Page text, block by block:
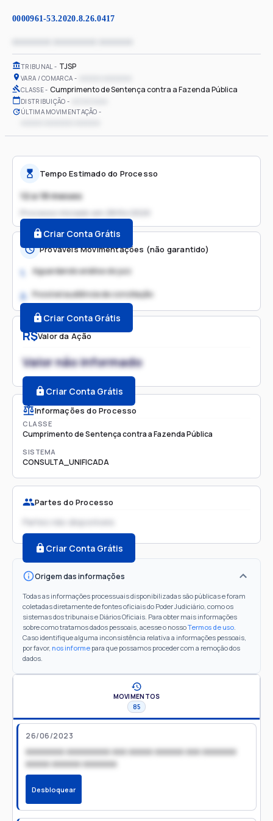
0000961-53.2020.8.26.0417
TRIBUNAL TJSP
VARA / COMARCA
CLASSE Cumprimento de Sentença contra a Fazenda Pública
DISTRIBUIÇÃO
ÚLTIMA MOVIMENTAÇÃO
R$Valor da Ação
Valor não informado
Criar Conta Grátis
Informações do Processo
CLASSE
Cumprimento de Sentença contra a Fazenda Pública
SISTEMA
CONSULTA_UNIFICADA
Partes do Processo
Partes não disponíveis
Criar Conta Grátis
Origem das informações
Todas as informações processuais disponibilizadas são públicas e foram
coletadas diretamente de fontes oficiais do Poder Judiciário, como os
sistemas dos tribunais e Diários Oficiais. Para obter mais informações
sobre como tratamos dados pessoais, acesse o nossoTermos de uso.
Caso identifique alguma inconsistência relativa a informações pessoais,
por favor, nos informe para que possamos proceder com a remoção dos
dados.
Tempo Estimado do Processo
12 a 18 meses
Processo iniciado em
Criar Conta Grátis
Prováveis Movimentações (não garantido)
1. Aguardando análise do juiz
2. Possível audiência de conciliação
Criar Conta Grátis
MOVIMENTOS
85
26/06/2023
xxxxxxxx xxxxxxxxx xxx xxxxx xxxxxx xxx xxxxxxx
xxxxx xxxxxx xxxxxxx
Desbloquear